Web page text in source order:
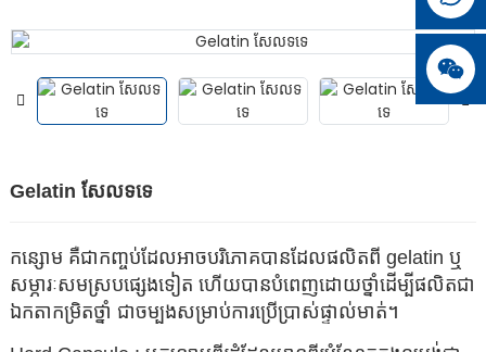
Gelatin សែលទទេ
កន្សោម គឺជាកញ្ចប់ដែលអាចបរិភោគបានដែលផលិតពី gelatin ឬ
សម្ភារៈសមស្របផ្សេងទៀត ហើយបានបំពេញដោយថ្នាំដើម្បីផលិតជា
ឯកតាកម្រិតថ្នាំ ជាចម្បងសម្រាប់ការប្រើប្រាស់ផ្ទាល់មាត់។